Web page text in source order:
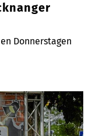
Donnerstagen